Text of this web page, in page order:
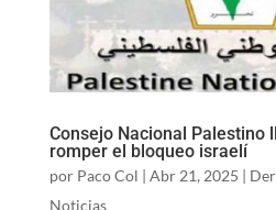
Consejo Nacional Palestino
romper el bloqueo israelí
por Paco Col | Abr 21, 2025 |
Noticias